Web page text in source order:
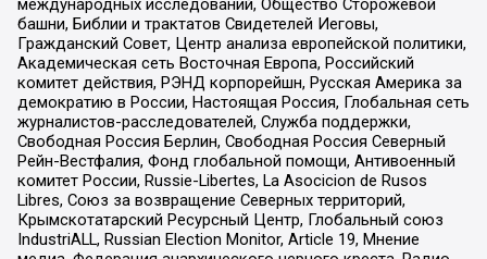
международных исследований, Общество Сторожевой
башни, Библии и трактатов Свидетелей Иеговы,
Гражданский Совет, Центр анализа европейской политики,
Академическая сеть Восточная Европа, Российский
комитет действия, РЭНД корпорейшн, Русская Америка за
демократию в России, Настоящая Россия, Глобальная сеть
журналистов-расследователей, Служба поддержки,
Свободная Россия Берлин, Свободная Россия Северный
Рейн-Вестфалия, Фонд глобальной помощи, Антивоенный
комитет России, Russie-Libertes, La Asocicion de Rusos
Libres, Союз за возвращение Северных территорий,
Крымскотатарский Ресурсный Центр, Глобальный союз
IndustriALL, Russian Election Monitor, Article 19, Мнение